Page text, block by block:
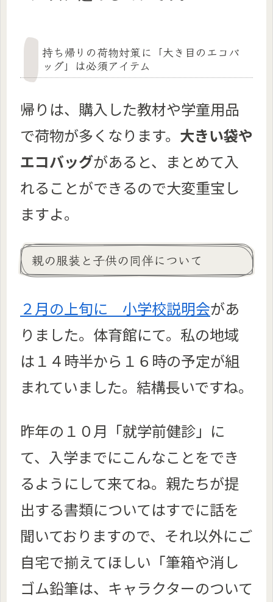
持ち帰りの荷物対策に「大き目のエコバ
ッグ」は必須アイテム
帰りは、購入した教材や学童用品
で荷物が多くなります。 大きい袋や
エコバッグがあると、まとめて入
れることができるので大変重宝し
ますよ。
親の服装と子供の同伴について
２月の上旬に 小学校説明会があ
りました。体育館にて。私の地域
は１４時半から１６時の予定が組
まれていました。結構長いですね。
昨年の１０月「就学前健診」に
て、入学までにこんなことをでき
るようにして来てね。親たちが提
出する書類についてはすでに話を
聞いておりますので、それ以外にご
自宅で揃えてほしい「筆箱や消し
ゴム鉛筆は、キャラクターのついて